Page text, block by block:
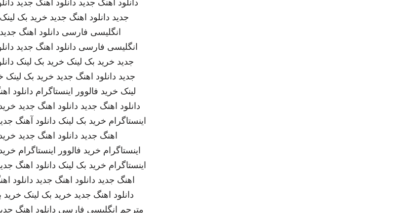
دانلود اهنگ جدید دانلود اهنگ جدید
جدید دانلود اهنگ جدید خرید بک لینک
انگلیسی فارسی دانلود اهنگ جدید
انگلیسی فارسی دانلود اهنگ جدید
جدید خرید بک لینک خرید بک لینک
جدید دانلود اهنگ جدید خرید بک لینک
لینک خرید فالوور اینستاگرام دانلود
دانلود اهنگ جدید دانلود اهنگ جدید
اینستاگرام خرید بک لینک دانلود آهنگ
اهنگ جدید دانلود اهنگ جدید
اینستاگرام خرید فالوور اینستاگرام
اینستاگرام خرید بک لینک دانلود اهنگ
اهنگ جدید دانلود اهنگ جدید دانلود
دانلود اهنگ جدید خرید بک لینک خرید
مترجم انگلیسی فارسی دانلود اهنگ